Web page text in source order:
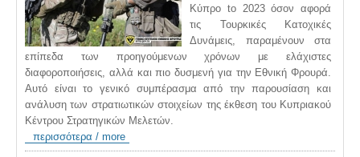
Κύπρο to 2023 όσον αφορά
τις Τουρκικές Κατοχικές
Δυνάμεις, παραμένουν στα
επίπεδα των προηγούμενων χρόνων με ελάχιστες
διαφοροποιήσεις, αλλά και πιο δυσμενή για την Εθνική Φρουρά.
Αυτό είναι το γενικό συμπέρασμα από την παρουσίαση και
ανάλυση των στρατιωτικών στοιχείων της έκθεση του Κυπριακού
Κέντρου Στρατηγικών Μελετών.
περισσότερα / more